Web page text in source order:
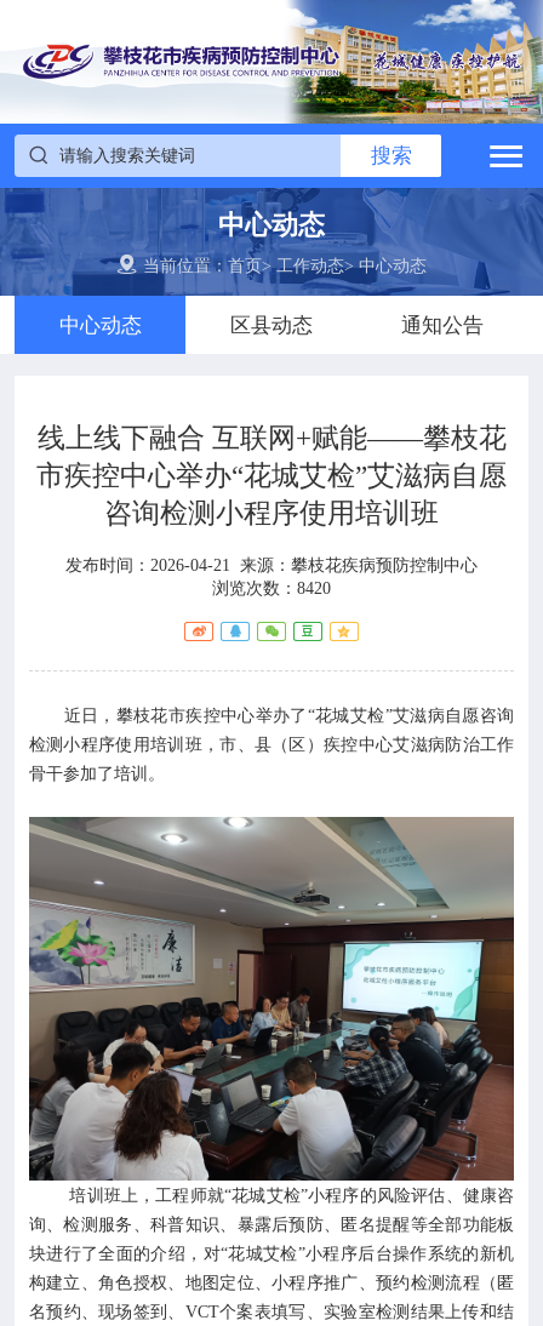
 搜索 
中心动态
 当前位置：首页>工作动态>中心动态
中心动态 区县动态 通知公告
 搜索
网站首页
中心概况 
党建群团 
工作动态 
疾控信息 
健康教育 
惠民服务 
政策法规
科研培训 
交流互动 
攀枝花市预防医学会 
线上线下融合 互联网+赋能——攀枝花
市疾控中心举办“花城艾检”艾滋病自愿
咨询检测小程序使用培训班
发布时间：2026-04-21 来源： 攀枝花疾病预防控制中心
浏览次数：8420
近日，攀枝花市疾控中心举办了“花城艾检”艾滋病自愿咨询
检测小程序使用培训班，市、县（区）疾控中心艾滋病防治工作
骨干参加了培训。
培训班上，工程师就“花城艾检”小程序的风险评估、健康咨
询、检测服务、科普知识、暴露后预防、匿名提醒等全部功能板
块进行了全面的介绍，对“花城艾检”小程序后台操作系统的新机
构建立、角色授权、地图定位、小程序推广、预约检测流程（匿
名预约、现场签到、VCT个案表填写、实验室检测结果上传和结